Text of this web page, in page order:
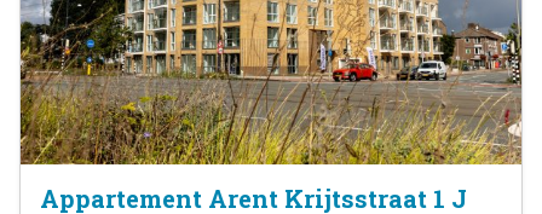
Appartement Arent Krijtsstraat 1 J